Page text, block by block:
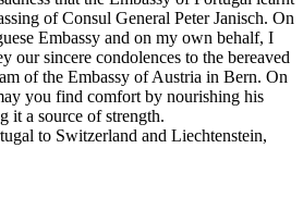
of Consul General Peter Janisch. On
Embassy and on my own behalf, I
our sincere condolences to the bereaved
of the Embassy of Austria in Bern. On
you find comfort by nourishing his
it a source of strength.
to Switzerland and Liechtenstein,